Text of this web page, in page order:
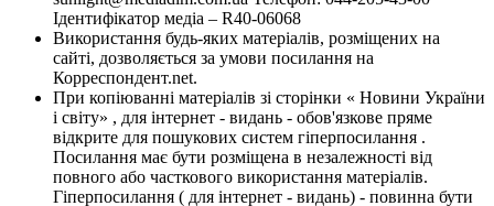
Ідентифікатор медіа – R40-06068
Використання будь-яких матеріалів, розміщених на
сайті, дозволяється за умови посилання на
Корреспондент.net.
При копіюванні матеріалів зі сторінки « Новини України
і світу» , для інтернет - видань - обов'язкове пряме
відкрите для пошукових систем гіперпосилання .
Посилання має бути розміщена в незалежності від
повного або часткового використання матеріалів.
Гіперпосилання ( для інтернет - видань) - повинна бути